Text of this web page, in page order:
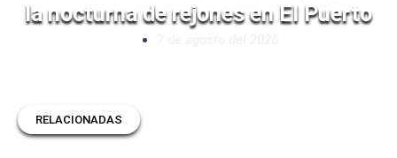
la nocturna de rejones en El Puerto
RELACIONADAS